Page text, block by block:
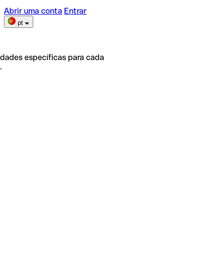
Abrir uma conta Entrar
pt
específicas para cada